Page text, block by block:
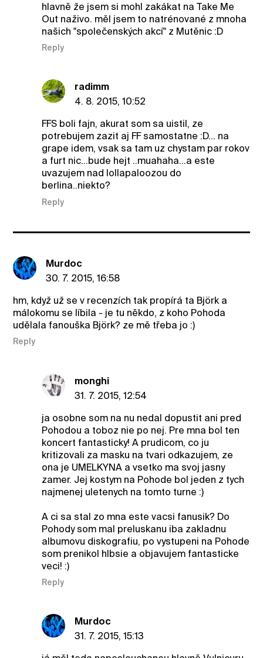
hlavně že jsem si mohl zakákat na Take Me
Out naživo. měl jsem to natrénované z mnoha
našich "společenských akcí" z Mutěnic :D
Reply
radimm
4. 8. 2015, 10:52
FFS boli fajn, akurat som sa uistil, ze
potrebujem zazit aj FF samostatne :D... na
grape idem, vsak sa tam uz chystam par rokov
a furt nic...bude hejt ..muahaha...a este
uvazujem nad lollapaloozou do
berlina..niekto?
Reply
Murdoc
30. 7. 2015, 16:58
hm, když už se v recenzích tak propírá ta Björk a
málokomu se líbila - je tu někdo, z koho Pohoda
udělala fanouška Björk? ze mě třeba jo :)
Reply
monghi
31. 7. 2015, 12:54
ja osobne som na nu nedal dopustit ani pred
Pohodou a toboz nie po nej. Pre mna bol ten
koncert fantasticky! A prudicom, co ju
kritizovali za masku na tvari odkazujem, ze
ona je UMELKYNA a vsetko ma svoj jasny
zamer. Jej kostym na Pohode bol jeden z tych
najmenej uletenych na tomto turne :)
A ci sa stal zo mna este vacsi fanusik? Do
Pohody som mal preluskanu iba zakladnu
albumovu diskografiu, po vystupeni na Pohode
som prenikol hlbsie a objavujem fantasticke
veci! :)
Reply
Murdoc
31. 7. 2015, 15:13